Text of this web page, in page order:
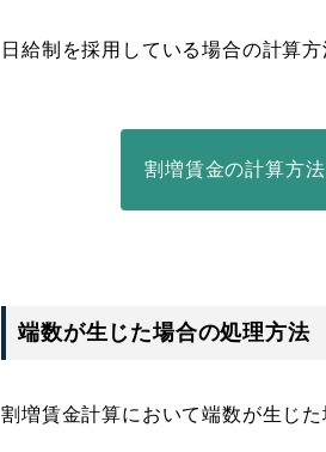
日給制を採用している場合の計算
割増賃金の計算方法
端数が生じた場合の処理方法
割増賃金計算において端数が生じ